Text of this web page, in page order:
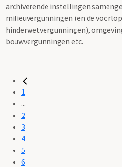
archiverende instellingen
milieuvergunningen (en de
hinderwetvergunningen),
bouwvergunningen etc.
1
...
2
3
4
5
6